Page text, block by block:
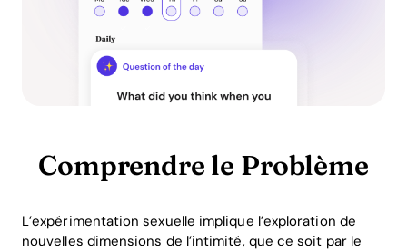
Comprendre le Problème
L’expérimentation sexuelle implique l’exploration de
nouvelles dimensions de l’intimité, que ce soit par le